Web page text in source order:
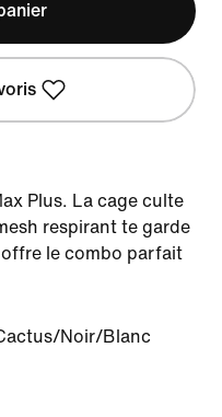
Plus. La cage culte
respirant te garde
le combo parfait
Noir/Blanc